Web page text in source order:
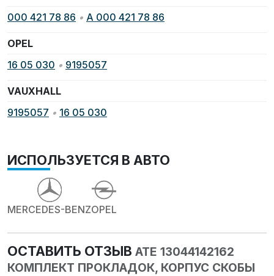
000 421 78 86 • A 000 421 78 86
OPEL
16 05 030 • 9195057
VAUXHALL
9195057 • 16 05 030
ИСПОЛЬЗУЕТСЯ В АВТО
MERCEDES-BENZOPEL
ОСТАВИТЬ ОТЗЫВ ATE 13044142162
КОМПЛЕКТ ПРОКЛАДОК, КОРПУС СКОБЫ